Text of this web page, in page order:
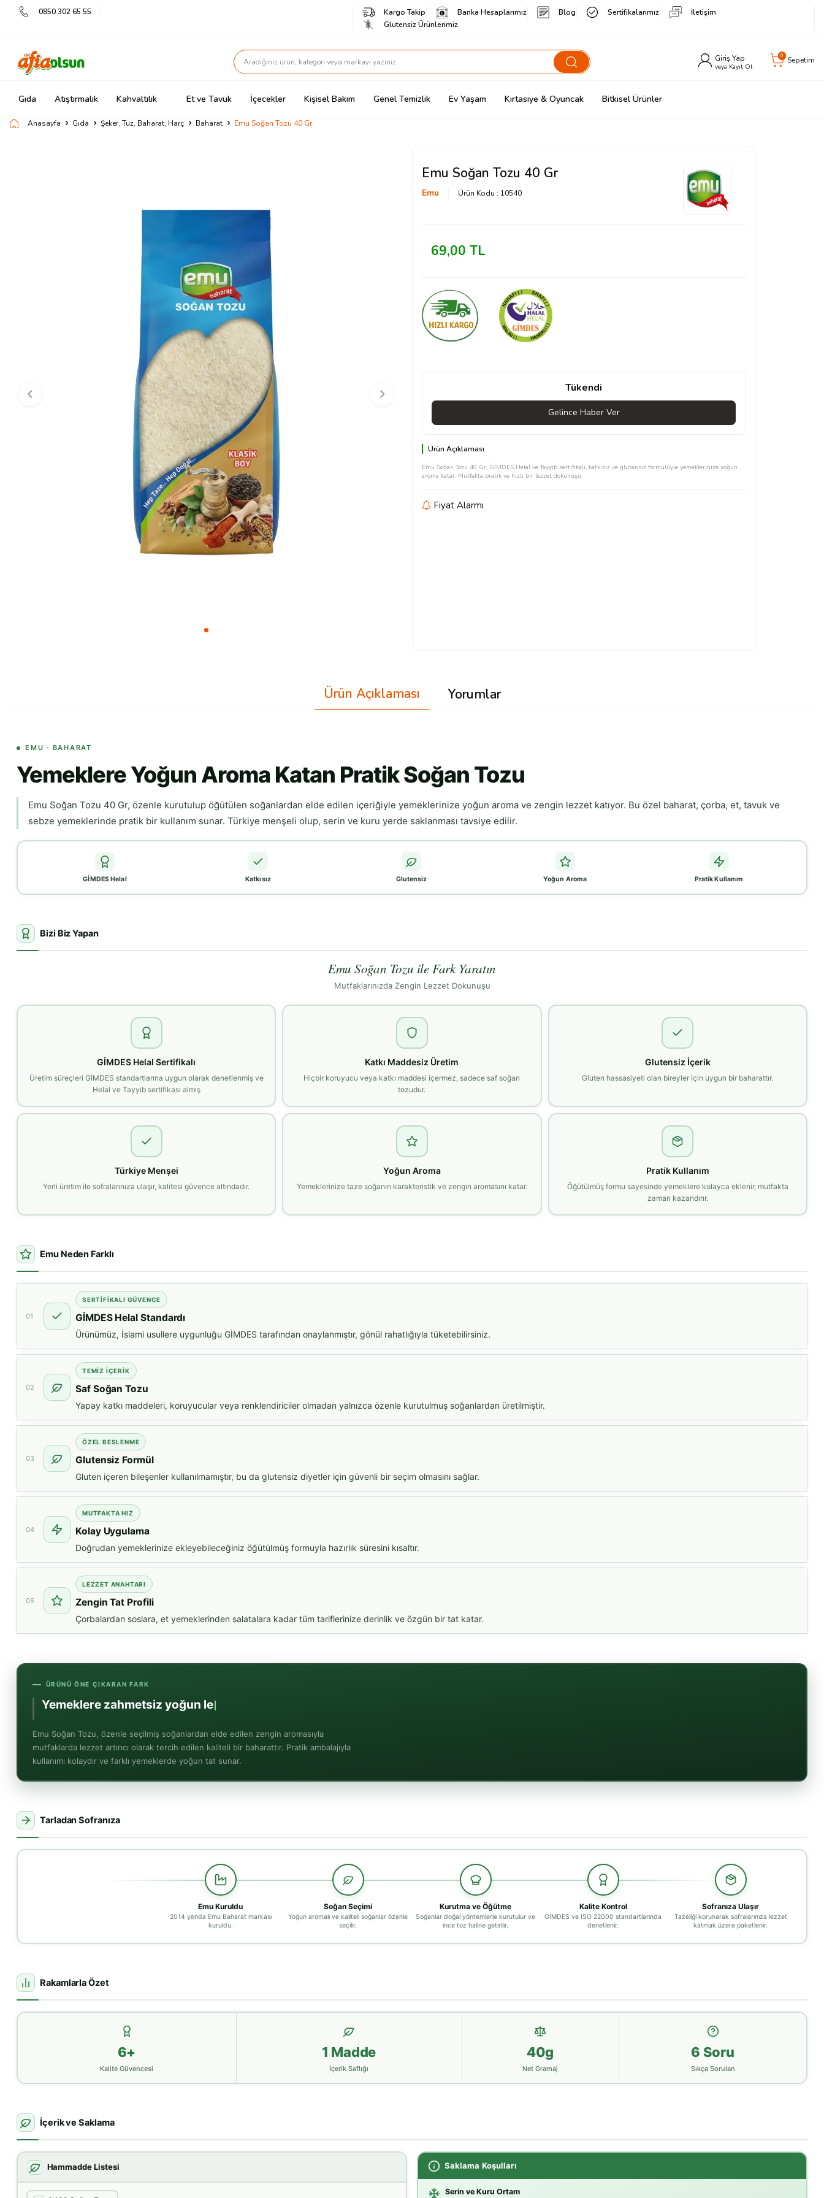
0850 302 65 55 Kargo Takip Banka Hesaplarımız Blog Sertifikalarımız
İletişim
Glutensiz Ürünlerimiz
Giriş Yap
veya Kayıt Ol
0 Sepetim
Gıda Atıştırmalık Kahvaltılık Et ve Tavuk İçecekler Kişisel Bakım Genel Temizlik Ev Yaşam Kırtasiye & Oyuncak Bitkisel Ürünler
Anasayfa Gıda Şeker, Tuz, Baharat, Harç Baharat Emu Soğan Tozu 40 Gr
Emu Soğan Tozu 40 Gr
Emu Ürün Kodu : 10540
69,00 TL
Tükendi
Gelince Haber Ver
Ürün Açıklaması
Emu Soğan Tozu 40 Gr, GİMDES Helal ve Tayyib sertifikalı, katkısız ve glutensiz formülüyle yemeklerinize yoğun
aroma katar. Mutfakta pratik ve hızlı bir lezzet dokunuşu.
Fiyat Alarmı
Ürün Açıklaması Yorumlar
EMU · BAHARAT
Yemeklere Yoğun Aroma Katan Pratik Soğan Tozu
Emu Soğan Tozu 40 Gr, özenle kurutulup öğütülen soğanlardan elde edilen içeriğiyle yemeklerinize yoğun aroma ve zengin lezzet katıyor. Bu özel baharat, çorba, et, tavuk ve
sebze yemeklerinde pratik bir kullanım sunar. Türkiye menşeli olup, serin ve kuru yerde saklanması tavsiye edilir.
GİMDES Helal Katkısız Glutensiz Yoğun Aroma Pratik Kullanım
Bizi Biz Yapan
Emu Soğan Tozu ile Fark Yaratın
Mutfaklarınızda Zengin Lezzet Dokunuşu
GİMDES Helal Sertifikalı
Üretim süreçleri GİMDES standartlarına uygun olarak denetlenmiş ve
Helal ve Tayyib sertifikası almış
Katkı Maddesiz Üretim
Hiçbir koruyucu veya katkı maddesi içermez, sadece saf soğan
tozudur.
Glutensiz İçerik
Gluten hassasiyeti olan bireyler için uygun bir baharattır.
Türkiye Menşei
Yerli üretim ile sofralarınıza ulaşır, kalitesi güvence altındadır.
Yoğun Aroma
Yemeklerinize taze soğanın karakteristik ve zengin aromasını katar.
Pratik Kullanım
Öğütülmüş formu sayesinde yemeklere kolayca eklenir, mutfakta
zaman kazandırır.
Emu Neden Farklı
01
SERTIFIKALI GÜVENCE
GİMDES Helal Standardı
Ürünümüz, İslami usullere uygunluğu GİMDES tarafından onaylanmıştır, gönül rahatlığıyla tüketebilirsiniz.
02
TEMIZ İÇERIK
Saf Soğan Tozu
Yapay katkı maddeleri, koruyucular veya renklendiriciler olmadan yalnızca özenle kurutulmuş soğanlardan üretilmiştir.
03
ÖZEL BESLENME
Glutensiz Formül
Gluten içeren bileşenler kullanılmamıştır, bu da glutensiz diyetler için güvenli bir seçim olmasını sağlar.
04
MUTFAKTA HIZ
Kolay Uygulama
Doğrudan yemeklerinize ekleyebileceğiniz öğütülmüş formuyla hazırlık süresini kısaltır.
05
LEZZET ANAHTARI
Zengin Tat Profili
Çorbalardan soslara, et yemeklerinden salatalara kadar tüm tariflerinize derinlik ve özgün bir tat katar.
ÜRÜNÜ ÖNE ÇIKARAN FARK
Yemeklere zahmetsiz yoğun lezzet
Emu Soğan Tozu, özenle seçilmiş soğanlardan elde edilen zengin aromasıyla
mutfaklarda lezzet artırıcı olarak tercih edilen kaliteli bir baharattır. Pratik ambalajıyla
kullanımı kolaydır ve farklı yemeklerde yoğun tat sunar.
Tarladan Sofranıza
Emu Kuruldu
2014 yılında Emu Baharat markası
kuruldu.
Soğan Seçimi
Yoğun aromalı ve kaliteli soğanlar özenle
seçilir.
Kurutma ve Öğütme
Soğanlar doğal yöntemlerle kurutulur ve
ince toz haline getirilir.
Kalite Kontrol
GİMDES ve ISO 22000 standartlarında
denetlenir.
Sofranıza Ulaşır
Tazeliği korunarak sofralarınıza lezzet
katmak üzere paketlenir.
Rakamlarla Özet
6+
Kalite Güvencesi
1 Madde
İçerik Saflığı
40g
Net Gramaj
6 Soru
Sıkça Sorulan
İçerik ve Saklama
Hammadde Listesi Saklama Koşulları
Serin ve Kuru Ortam